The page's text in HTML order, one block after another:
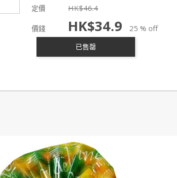
定價 HK$46.4
價錢 HK$34.9 25 % off
已售罄